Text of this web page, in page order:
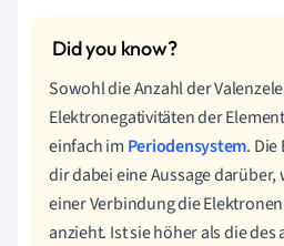
Sowohl die Anzahl der
Elektronegativitäten der
einfach im Periodensystem.
dir dabei eine Aussage
einer Verbindung die
anzieht. Ist sie höher als die des